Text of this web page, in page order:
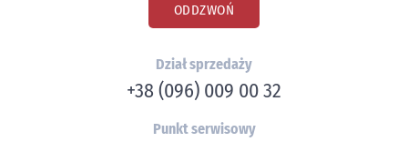
ODDZWOŃ
Dział sprzedaży
+38 (096) 009 00 32
Punkt serwisowy